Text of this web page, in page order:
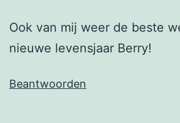
Ook van mij weer de beste
nieuwe levensjaar Berry!
Beantwoorden